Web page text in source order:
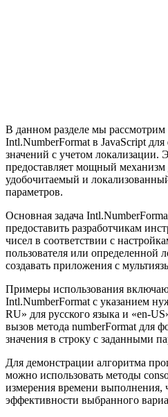
В данном разделе мы рассмотрим
Intl.NumberFormat в JavaScript
значений с учетом локализации.
предоставляет мощный механизм
удобочитаемый и
параметров.
Основная задача
предоставить разработчикам
чисел в соответствии с
пользователя или определенной
создавать приложения с
Примеры использования
Intl.NumberFormat с указанием
RU» для русского языка и «en-
вызов метода numberFormat для
значения в строку с заданными
Для демонстрации алгоритма
можно использовать методы
измерения времени выполнения,
эффективности выбранного